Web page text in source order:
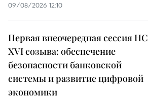
09/08/2026 12:10
Первая внеочередная сессия НС
XVI созыва: обеспечение
безопасности банковской
системы и развитие цифровой
экономики